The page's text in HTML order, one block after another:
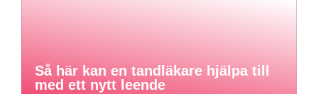
Så här kan en tandläkare hjälpa till
med ett nytt leende